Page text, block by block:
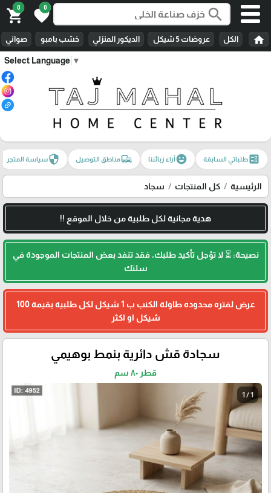
Select Language ▼
search
0
favorite
0
shopping_cart
home الكل عروضات 5 شيكل الديكور المنزلي خشب بامبو صواني
ballotطلباتي السابقة emoji_emotionsآراء زبائننا commuteمناطق التوصيل securityسياسة المتجر
الرئيسية كل المنتجات سجاد
هدية مجانية لكل طلبية من خلال الموقع !!
نصيحة: ⏳ لا تؤجل تأكيد طلبك، فقد تنفد بعض المنتجات الموجودة في
سلتك
عرض لفتره محدوده طاولة الكنب ب 1 شيكل لكل طلبية بقيمة 100
شيكل او اكثر
سجادة قش دائرية بنمط بوهيمي
قطر ٨٠ سم
1 / 1